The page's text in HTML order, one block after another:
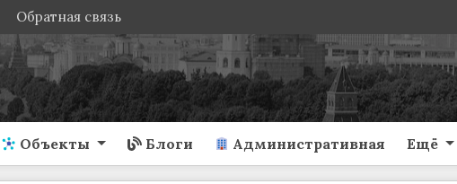
Обратная связь
Объекты Блоги Административная Ещё